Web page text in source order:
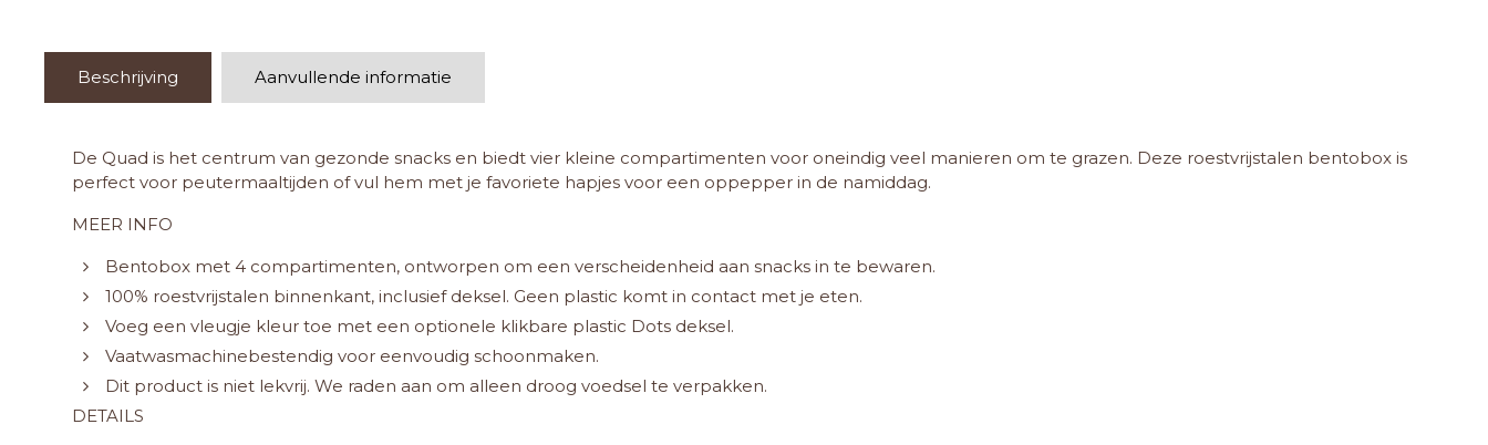
Beschrijving Aanvullende informatie
De Quad is het centrum van gezonde snacks en biedt vier kleine compartimenten voor oneindig veel manieren om te grazen. Deze roestvrijstalen bentobox is
perfect voor peutermaaltijden of vul hem met je favoriete hapjes voor een oppepper in de namiddag.
MEER INFO
Bentobox met 4 compartimenten, ontworpen om een verscheidenheid aan snacks in te bewaren.
100% roestvrijstalen binnenkant, inclusief deksel. Geen plastic komt in contact met je eten.
Voeg een vleugje kleur toe met een optionele klikbare plastic Dots deksel.
Vaatwasmachinebestendig voor eenvoudig schoonmaken.
Dit product is niet lekvrij. We raden aan om alleen droog voedsel te verpakken.
DETAILS